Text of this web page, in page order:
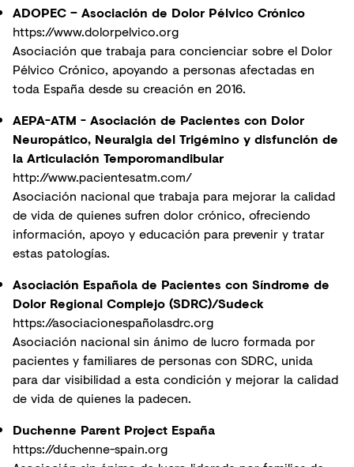
ADOPEC – Asociación de Dolor Pélvico Crónico
https://www.dolorpelvico.org
Asociación que trabaja para concienciar sobre el Dolor
Pélvico Crónico, apoyando a personas afectadas en
toda España desde su creación en 2016.
AEPA-ATM - Asociación de Pacientes con Dolor
Neuropático, Neuralgia del Trigémino y disfunción de
la Articulación Temporomandibular
http://www.pacientesatm.com/
Asociación nacional que trabaja para mejorar la calidad
de vida de quienes sufren dolor crónico, ofreciendo
información, apoyo y educación para prevenir y tratar
estas patologías.
Asociación Española de Pacientes con Síndrome de
Dolor Regional Complejo (SDRC)/Sudeck
https://asociacionespañolasdrc.org
Asociación nacional sin ánimo de lucro formada por
pacientes y familiares de personas con SDRC, unida
para dar visibilidad a esta condición y mejorar la calidad
de vida de quienes la padecen.
Duchenne Parent Project España
https://duchenne-spain.org